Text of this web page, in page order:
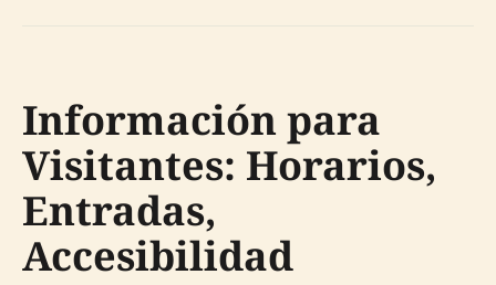
Información para
Visitantes: Horarios,
Entradas,
Accesibilidad